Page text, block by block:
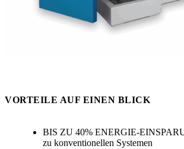
VORTEILE AUF EINEN BLICK
BIS ZU 40% ENERGIE-
zu konventionellen Systemen